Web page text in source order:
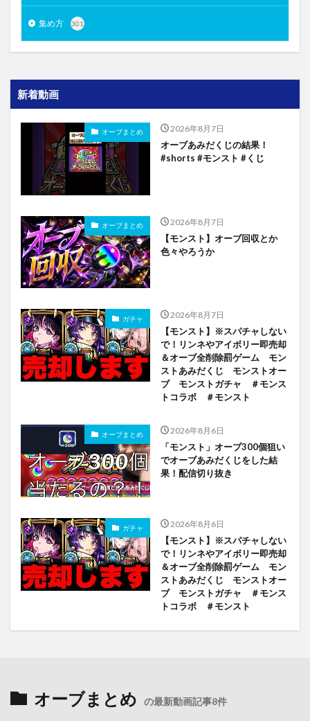
集め方 301
新着動画
オーブまとめ 2026年8月7日
オーブあみだくじの結果！
#shorts #モンスト #くじ
オーブまとめ 2026年8月7日
【モンスト】オーブ回収とか
色々やろうか
ガチャ 2026年8月7日
【モンスト】※スパチャしない
で！リンネやアイボリー即売却
＆オーブ全削除罰ゲーム モン
ストあみだくじ モンストオー
ブ モンストガチャ ＃モンス
トコラボ ＃モンスト
オーブまとめ 2026年8月6日
「モンスト」オーブ300個狙い
でオーブあみだくじをした結
果！配信切り抜き
ガチャ 2026年8月6日
【モンスト】※スパチャしない
で！リンネやアイボリー即売却
＆オーブ全削除罰ゲーム モン
ストあみだくじ モンストオー
ブ モンストガチャ ＃モンス
トコラボ ＃モンスト
オーブまとめ の最新動画記事8件